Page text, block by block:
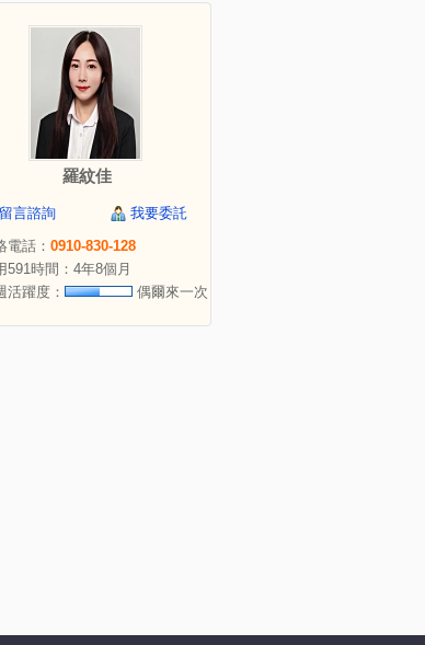
羅紋佳
留言諮詢
我要委託
電話： 0910-830-128
591時間：4年8個月
活躍度：
偶爾來一次